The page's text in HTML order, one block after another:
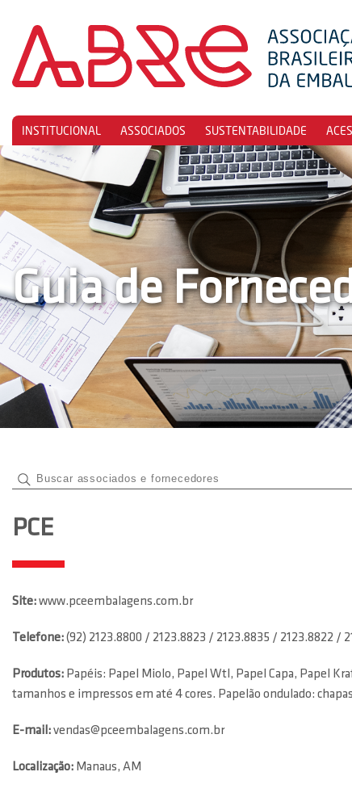
INSTITUCIONAL ASSOCIADOS SUSTENTABILIDADE
Guia de
PCE
Site:www.pceembalagens.com.br
Telefone:(92) 2123.8800 / 2123.8823 / 2123.8835 / 2123.8822 /
Produtos: Papéis: Papel Miolo, Papel Wtl, Papel Capa, Papel
tamanhos e impressos em até 4 cores. Papelão ondulado:
E-mail:vendas@pceembalagens.com.br
Localização: Manaus, AM